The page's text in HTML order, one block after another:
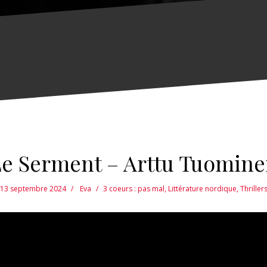
Serment – Arttu
13 septembre 2024 Eva 3 coeurs : pas mal,Littérature nordique,Thrillers